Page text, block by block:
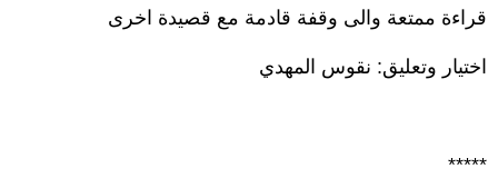
قراءة ممتعة والى وقفة قادمة مع قصيدة اخرى
اختيار وتعليق: نقوس المهدي
*****